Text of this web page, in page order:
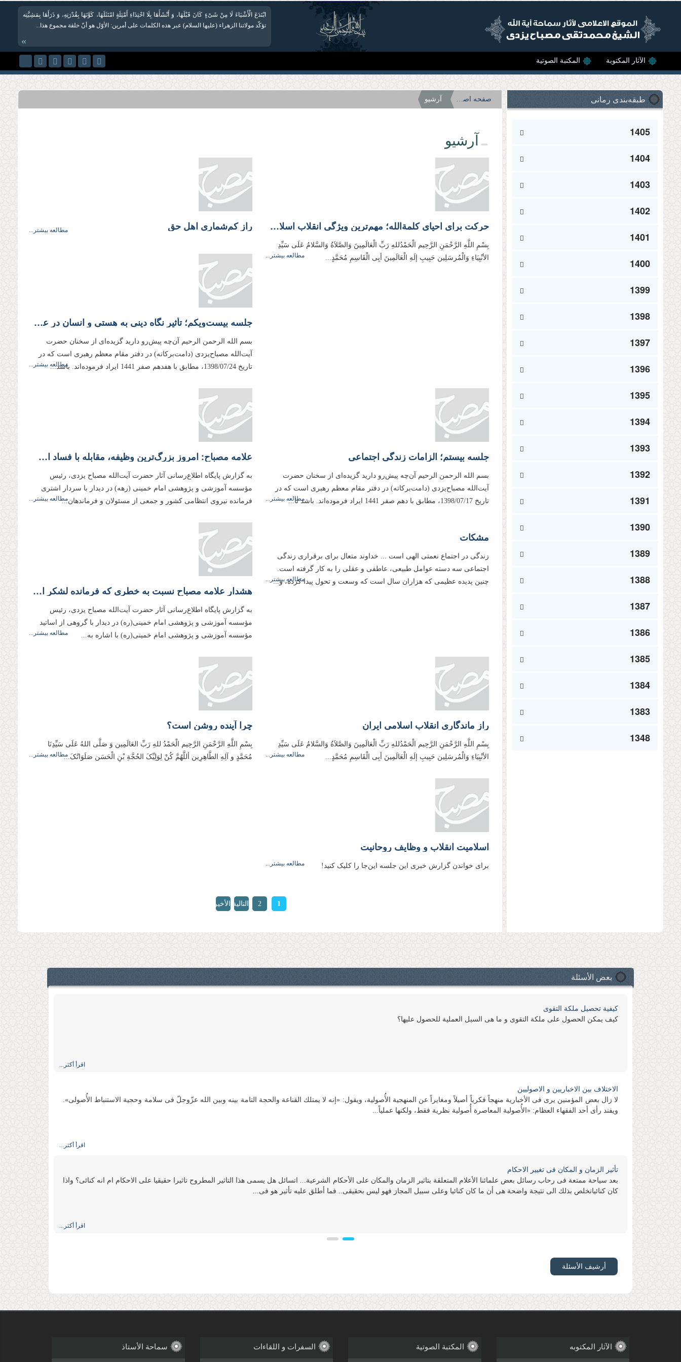
ابْتَدَعَ الْأَشْیَاءَ لَا مِنْ شَیْ‏ءٍ كَانَ قَبْلَهَا، وَ أَنْشَأَهَا بِلَا احْتِذَاءِ أَمْثِلَةٍ امْتَثَلَهَا، كَوَّنَهَا بِقُدْرَتِهِ، وَ ذَرَأَهَا بِمَشِیَّتِه
تؤكّد مولاتنا الزهراء (علیها السلام) عبر هذه الكلمات على أمرین: الأوّل هو أنّ خلقة مجموع هذا...
»
الآثار المکتوبة المکتبة الصوتية
طبقه‌بندی زمانی
1405
1404
1403
1402
1401
1400
1399
1398
1397
1396
1395
1394
1393
1392
1391
1390
1389
1388
1387
1386
1385
1384
1383
1348
صفحه اصلی آرشیو
آرشیو
حرکت برای احیای کلمة‌الله؛ مهم‌ترین ویژگی انقلاب اسلامی ایران
بِسْمِ اللَّهِ الرَّحْمَنِ الرَّحِيم الْحَمْدُللهِ رَبِّ الْعَالَمِینَ وَالصَّلاَةُ وَالسَّلامُ عَلَی سَیِّدِ
الأنْبِیَاءِ وَالْمُرسَلِین حَبِیبِ إلَهِ الْعَالَمِینَ أبِی الْقَاسِمِ مُحَمَّدٍ...
مطالعه بیشتر...
راز کم‌شماری اهل حق مطالعه بیشتر...
جلسه بیست‌ویکم؛ تأثیر نگاه دینی به هستی و انسان در عمل و تربیت
بسم الله الرحمن الرحیم آن‌چه پیش‌رو دارید گزیده‌ای از سخنان حضرت
آیت‌الله مصباح‌یزدی (دامت‌بركاته) در دفتر مقام معظم رهبری است كه در
تاریخ 1398/07/24، مطابق با هفدهم صفر 1441 ایراد فرموده‌اند. باشد...
مطالعه بیشتر...
جلسه بیستم؛ الزامات زندگی اجتماعی
بسم الله الرحمن الرحیم آن‌چه پیش‌رو دارید گزیده‌ای از سخنان حضرت
آیت‌الله مصباح‌یزدی (دامت‌بركاته) در دفتر مقام معظم رهبری است كه در
تاریخ 1398/07/17، مطابق با دهم صفر 1441 ایراد فرموده‌اند. باشد تا...
مطالعه بیشتر...
علامه مصباح: امروز بزرگ‌ترین وظیفه، مقابله با فساد است
به گزارش پایگاه اطلاع‌رسانی آثار حضرت آیت‌الله مصباح یزدی، رئیس
مؤسسه آموزشی و پژوهشی امام خمینی (رهه) در دیدار با سردار اشتری
فرمانده نیروی انتظامی کشور و جمعی از مسئولان و فرماندهان...مطالعه بیشتر...
مشکات
زندگی در اجتماع نعمتی الهی است ... خداوند متعال برای برقراری زندگی
اجتماعی سه دسته عوامل طبیعی،‌ عاطفی و عقلی را به کار گرفته است.
چنین پدیده عظیمی که هزاران سال است که وسعت و تحول پیدا کرده، و...
مطالعه بیشتر...
هشدار علامه مصباح نسبت به خطری که فرمانده لشکر امیرمؤمنان‌ را قاتل امام حسین‌ کرد
به گزارش پایگاه اطلاع‌رسانی آثار حضرت آیت‌الله مصباح یزدی، رئیس
مؤسسه آموزشی و پژوهشی امام خمینی‌(ره) در دیدار با گروهی از اساتید
مؤسسه آموزشی و پژوهشی امام خمینی(ره) با اشاره به...
مطالعه بیشتر...
راز ماندگاری انقلاب اسلامی ایران
بِسْمِ اللَّهِ الرَّحْمَنِ الرَّحِيم الْحَمْدُللهِ رَبِّ الْعَالَمِینَ وَالصَّلاَةُ وَالسَّلامُ عَلَی سَیِّدِ
الأنْبِیَاءِ وَالْمُرسَلِین حَبِیبِ إلَهِ الْعَالَمِینَ أبِی الْقَاسِمِ مُحَمَّدٍ...
مطالعه بیشتر...
چرا آینده روشن است؟
بِسْمِ اللَّهِ الرَّحْمَنِ الرَّحِيم الْحَمْدُ للهِ رَبِّ العَالَمِین وَ صَلَّی اللهُ عَلَی سَیِّدِنَا
مُحَمَّدٍ و آلِهِ الطَّاهِرِین أللَّهُمَّ کُنْ لِوَلِیِّکَ الحُجَّةِ بْنِ الْحَسَن صَلَوَاتُکَ...مطالعه بیشتر...
اسلامیت انقلاب و وظایف روحانیت
برای خواندن گزارش خبری این‌ جلسه این‌جا را کلیک کنید! مطالعه بیشتر...
1
2
التالية
الأخيرة
بعض الأسئلة
كیفیة تحصیل ملكة التقوى
كیف یمكن الحصول على ملكة التقوى و ما هی السبل العملیة للحصول علیها؟
اقرأ أكثر...
الاختلاف بین الاخباریین و الاصولیین
لا زال بعض المؤمنین یرى فی الأخباریة منهجاً فكریاً أصیلاً ومغایراً عن المنهجیة الأُصولیة، ویقول: «إنه لا یمتلك القناعة والحجة التامة بینه وبین الله عزّوجلّ فی سلامة وحجیة الاستنباط الأُصولی».
ویفند رأی أحد الفقهاء العظام: «الأُصولیة المعاصرة أُصولیة نظریة فقط، ولكنها عملیاً...
اقرأ أكثر...
تأثیر الزمان و المكان فی تغییر الاحكام
بعد سیاحة ممتعة فی رحاب رسائل بعض علمائنا الأعلام المتعلقة بتاثیر الزمان والمكان على الأحكام الشرعیة... اتسائل هل یسمى هذا التاثیر المطروح تاثیرا حقیقیا على الاحكام ام انه كنائی؟ واذا
كان كنائیانخلص بذلك الى نتیجة واضحة هی أن ما كان كنائیا وعلى سبیل المجاز فهو لیس بحقیقی.. فما أطلق علیه تأثیر هو فی...
اقرأ أكثر...
السلام علیكم ورحمة الله وبركاته ما رأی سماحتكم بوجوب تقلید الأعلم ؟ وماالدلیل ؟ الرجاء التوضیح بشیء من التفصیل ﻋلاء حسن الجامعة العالمیة للعلوم الإسلامیة
سماحة آیة الله مصباح الیزدی دام ظله الوارف السلام علیكم ورحمة الله وبركاته . السؤال: البعض یدعو إلی ترك ممارسة التطبیر بصورة علنیة أمام مرأی العالم لا لأنهم یعارضون حكم الفقیه
ولكن من باب أن التطبیر لا یصلح أن یكون وسیلة دعویة إلی الإمام الحسین وإلی مذهب الحق . لذلك ینبغی علی من یمارس التطبیر...
أرشیف الأسئلة
الآثار المکتوبه المکتبة الصوتية السفرات و اللقاءات سماحة الأستاذ